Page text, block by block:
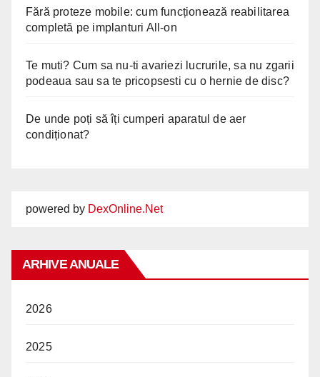
Fără proteze mobile: cum funcționează reabilitarea
completă pe implanturi All-on
Te muti? Cum sa nu-ti avariezi lucrurile, sa nu zgarii
podeaua sau sa te pricopsesti cu o hernie de disc?
De unde poți să îți cumperi aparatul de aer
condiționat?
powered by DexOnline.Net
ARHIVE ANUALE
2026
2025